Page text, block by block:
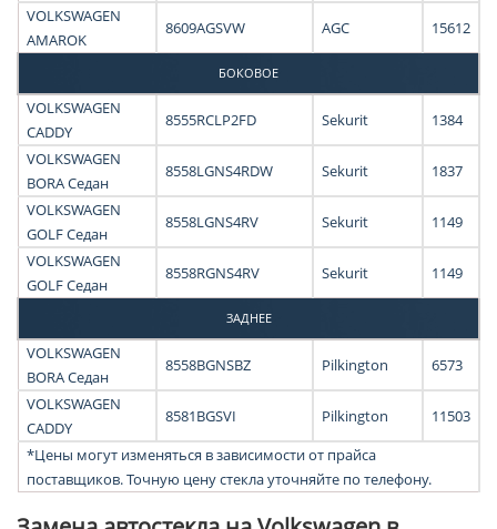
VOLKSWAGEN
AMAROK
8609AGSVW AGC 15612
БОКОВОЕ
VOLKSWAGEN
CADDY
8555RCLP2FD Sekurit
1384
VOLKSWAGEN
BORA Седан
8558LGNS4RDW Sekurit
1837
VOLKSWAGEN
GOLF Седан
8558LGNS4RV Sekurit
1149
VOLKSWAGEN
GOLF Седан
8558RGNS4RV Sekurit 1149
ЗАДНЕЕ
VOLKSWAGEN
BORA Седан
8558BGNSBZ Pilkington
6573
VOLKSWAGEN
CADDY
8581BGSVI Pilkington
11503
*Цены могут изменяться в зависимости от прайса
поставщиков. Точную цену стекла уточняйте по телефону.